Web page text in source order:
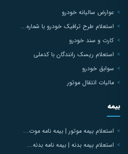
عوارض سالیانه خودرو
استعلام طرح ترافیک خودرو با شماره...
کارت و سند خودرو
استعلام ریسک رانندگان با کدملی
سوابق خودرو
مالیات انتقال موتور
بیمه
استعلام بیمه موتور | بیمه نامه موت...
استعلام بیمه بدنه | بیمه نامه بدنه...